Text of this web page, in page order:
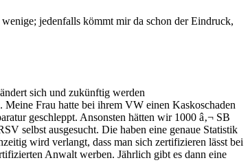
jedenfalls kömmt mir da schon der Eindruck,
sich und zukünftig werden
Meine Frau hatte bei ihrem VW einen Kaskoschaden
geschleppt. Ansonsten hätten wir 1000 â‚¬ SB
selbst ausgesucht. Die haben eine genaue Statistik
wird verlangt, dass man sich zertifizieren lässt bei
Anwalt werben. Jährlich gibt es dann eine